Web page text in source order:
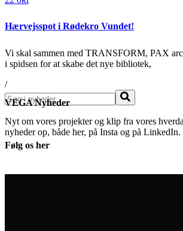
Hærvejsspot i Rødekro Vundet!
Vi skal sammen med TRANSFORM, PAX
i spidsen for at skabe det nye bibliotek,
/
Søg
VEGA Nyheder
Nyt om vores projekter og klip fra vores
nyheder op, både her, på Insta og på LinkedIn.
Følg os her